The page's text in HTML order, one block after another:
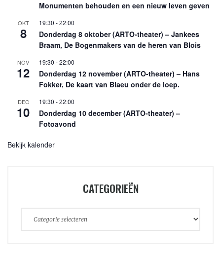
Monumenten behouden en een nieuw leven geven
OKT
8
19:30 -22:00
Donderdag 8 oktober (ARTO-theater) – Jankees
Braam, De Bogenmakers van de heren van Blois
NOV
12
19:30 -22:00
Donderdag 12 november (ARTO-theater) – Hans
Fokker, De kaart van Blaeu onder de loep.
DEC
10
19:30 -22:00
Donderdag 10 december (ARTO-theater) –
Fotoavond
Bekijk kalender
CATEGORIEËN
Categorieën